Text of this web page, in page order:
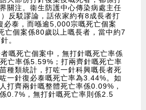
關注。衞生防護中心傳染病處主任
反駁謬論，話依家約有8成長者打
必泰，而喺逾5,000宗嘅死亡個案
亡個案係80歲以上嘅長者，當中約7
。
嘅死亡個案中，無打針嘅死亡率係
亡率係5.59%；打兩齊針嘅死亡率
種類統計，打咗一針科興嘅長者死
一針復必泰嘅死亡率為3.44%。如
打齊兩針嘅整體死亡率係0.09%，
0.7%，無打針嘅死亡率則係2.5